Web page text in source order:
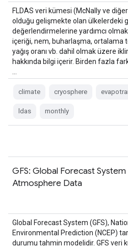
FLDAS veri kümesi (McNally ve
olduğu gelişmekte olan ülkelerdeki
değerlendirmelerine yardımcı
içeriği, nem, buharlaşma, ortalama
yağış oranı vb. dahil olmak üzere
hakkında bilgi içerir. Birden fazla
climate cryosphere
ldas monthly
GFS: Global Forecast
Atmosphere Data
Global Forecast System (GFS),
Environmental Prediction (NCEP)
durumu tahmin modelidir. GFS veri